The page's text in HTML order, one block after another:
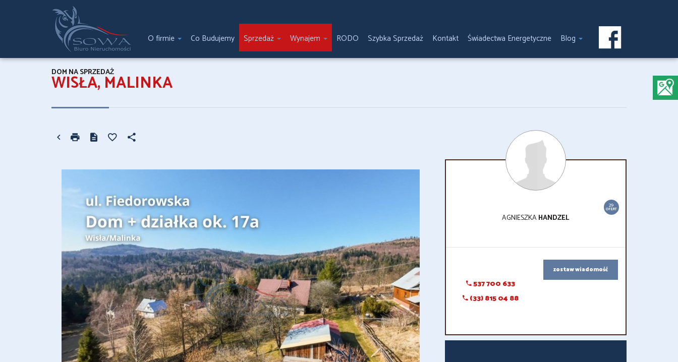
O firmie Co Budujemy Sprzedaż Wynajem RODO Szybka Sprzedaż Kontakt Świadectwa Energetyczne Blog
WISŁA, MALINKA
DOM NA SPRZEDAŻ
29
OFERT
AGNIESZKAHANDZEL
537 700 633
(33) 815 04 88
zostaw wiadomość